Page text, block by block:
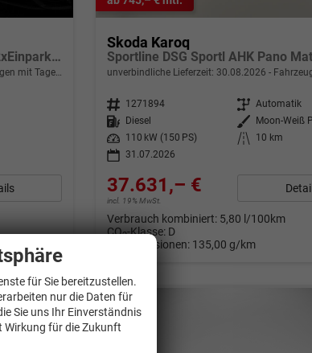
Extra Plus 2,0 TDI DSG 2Zoklima 2xEinparkhilfe AHK Kamera Sitzheizung beheiztes Lenkrad
Tageszulassung
Skoda Karoq
unverbindliche Lieferzeit: 30.08.2026 Fahrzeug
Fahrzeugnr. 1271894 Getriebe Automatik
Kraftstoff
Diesel Außenfarbe
Moon-Weiß
Leistung
110 kW (150 PS) Kilometerstand
10 km
31.07.2026
37.631,– €
incl. 19% MwSt.
Verbrauch kombiniert: 5,80 l/100km
CO2-Klasse: D
-Emissionen: 135,00 g/km
für Sie bereitzustellen.
nur die Daten für
Sie uns Ihr Einverständnis
Wirkung für die Zukunft